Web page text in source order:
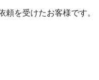
を受けたお客様です。